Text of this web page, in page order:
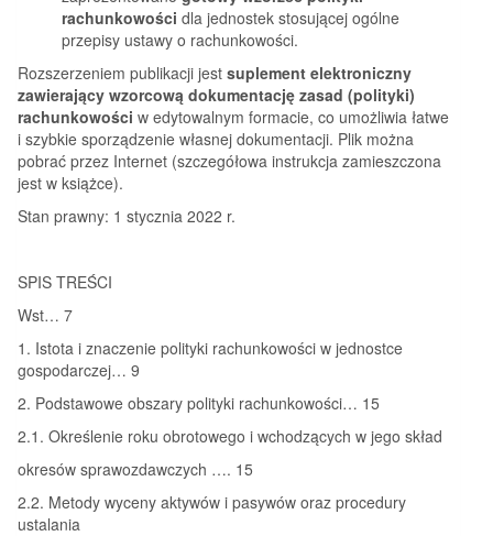
rachunkowości dla jednostek stosującej ogólne
przepisy ustawy o rachunkowości.
Rozszerzeniem publikacji jest suplement elektroniczny
zawierający wzorcową dokumentację zasad (polityki)
rachunkowości w edytowalnym formacie, co umożliwia łatwe
i szybkie sporządzenie własnej dokumentacji. Plik można
pobrać przez Internet (szczegółowa instrukcja zamieszczona
jest w książce).
Stan prawny: 1 stycznia 2022 r.
SPIS TREŚCI
Wst… 7
1. Istota i znaczenie polityki rachunkowości w jednostce
gospodarczej… 9
2. Podstawowe obszary polityki rachunkowości… 15
2.1. Określenie roku obrotowego i wchodzących w jego skład
okresów sprawozdawczych …. 15
2.2. Metody wyceny aktywów i pasywów oraz procedury
ustalania